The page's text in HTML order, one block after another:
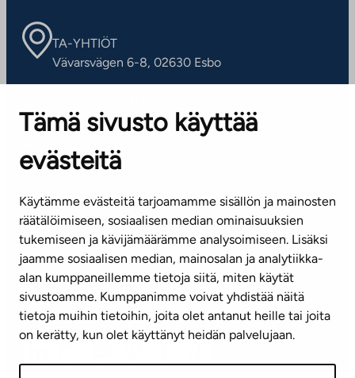
Tämä sivusto käyttää
evästeitä
Käytämme evästeitä tarjoamamme sisällön ja mainosten
räätälöimiseen, sosiaalisen median ominaisuuksien
tukemiseen ja kävijämäärämme analysoimiseen. Lisäksi
jaamme sosiaalisen median, mainosalan ja analytiikka-
alan kumppaneillemme tietoja siitä, miten käytät
sivustoamme. Kumppanimme voivat yhdistää näitä
tietoja muihin tietoihin, joita olet antanut heille tai joita
on kerätty, kun olet käyttänyt heidän palvelujaan.
TA-YHTIÖT
Vävarsvägen 6-8, 02630 Esbo
Kontaktinformation
KUNDSERVICE
(vardagar kl. 8–16)
info@ta.fi
Nyhetsbrev (på finska)